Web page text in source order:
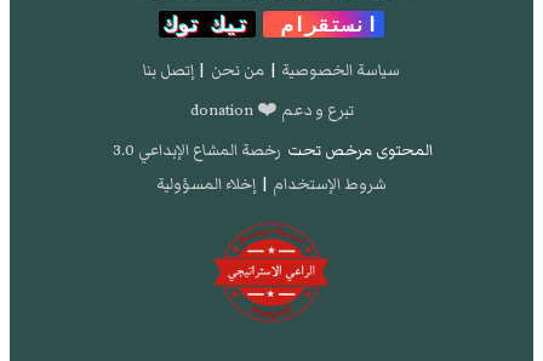
انستقرام
تيك توك
سياسة الخصوصية | من نحن | إتصل بنا
تبرع و دعم ❤️ donation
المحتوى مرخص تحت رخصة المشاع الإبداعي 3.0
شروط الإستخدام | إخلاء المسؤولية